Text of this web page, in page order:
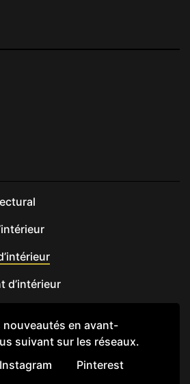
d’intérieur
nouveautés en avant-
suivant sur les réseaux.
Instagram Pinterest